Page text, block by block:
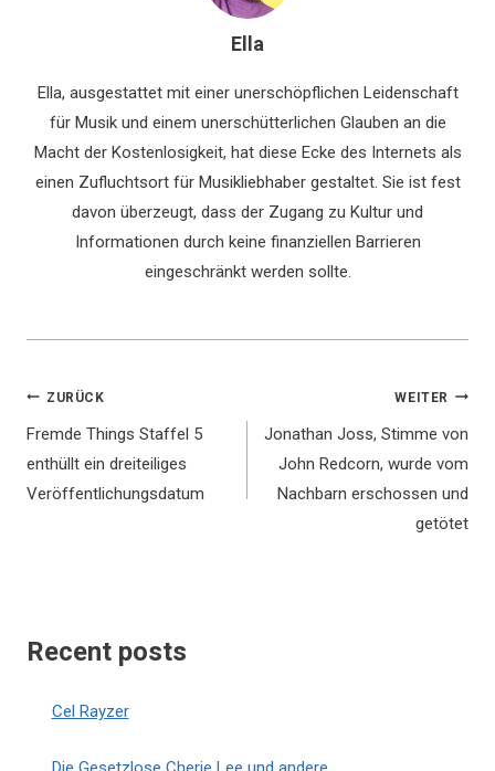
Ella
Ella, ausgestattet mit einer unerschöpflichen Leidenschaft
für Musik und einem unerschütterlichen Glauben an die
Macht der Kostenlosigkeit, hat diese Ecke des Internets als
einen Zufluchtsort für Musikliebhaber gestaltet. Sie ist fest
davon überzeugt, dass der Zugang zu Kultur und
Informationen durch keine finanziellen Barrieren
eingeschränkt werden sollte.
Beitragsnavigation
ZURÜCK
Fremde Things Staffel 5
enthüllt ein dreiteiliges
Veröffentlichungsdatum
WEITER
Jonathan Joss, Stimme von
John Redcorn, wurde vom
Nachbarn erschossen und
getötet
Recent posts
Cel Rayzer